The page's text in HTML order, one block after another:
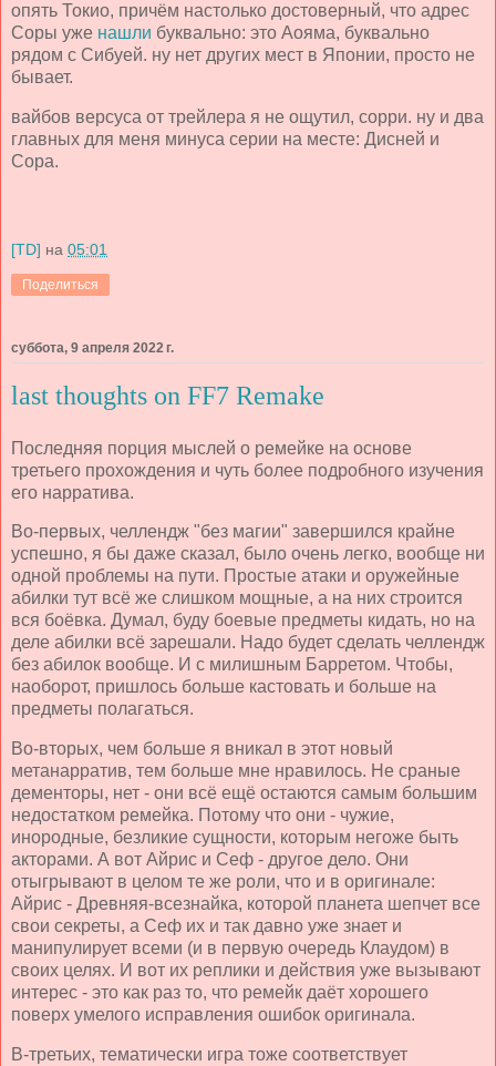
опять Токио, причём настолько достоверный, что адрес
Соры уже нашли буквально: это Аояма, буквально
рядом с Сибуей. ну нет других мест в Японии, просто не
бывает.
вайбов версуса от трейлера я не ощутил, сорри. ну и два
главных для меня минуса серии на месте: Дисней и
Сора.
[TD] на 05:01
Поделиться
суббота, 9 апреля 2022 г.
last thoughts on FF7 Remake
Последняя порция мыслей о ремейке на основе
третьего прохождения и чуть более подробного изучения
его нарратива.
Во-первых, челлендж "без магии" завершился крайне
успешно, я бы даже сказал, было очень легко, вообще ни
одной проблемы на пути. Простые атаки и оружейные
абилки тут всё же слишком мощные, а на них строится
вся боёвка. Думал, буду боевые предметы кидать, но на
деле абилки всё зарешали. Надо будет сделать челлендж
без абилок вообще. И с милишным Барретом. Чтобы,
наоборот, пришлось больше кастовать и больше на
предметы полагаться.
Во-вторых, чем больше я вникал в этот новый
метанарратив, тем больше мне нравилось. Не сраные
дементоры, нет - они всё ещё остаются самым большим
недостатком ремейка. Потому что они - чужие,
инородные, безликие сущности, которым негоже быть
акторами. А вот Айрис и Сеф - другое дело. Они
отыгрывают в целом те же роли, что и в оригинале:
Айрис - Древняя-всезнайка, которой планета шепчет все
свои секреты, а Сеф их и так давно уже знает и
манипулирует всеми (и в первую очередь Клаудом) в
своих целях. И вот их реплики и действия уже вызывают
интерес - это как раз то, что ремейк даёт хорошего
поверх умелого исправления ошибок оригинала.
В-третьих, тематически игра тоже соответствует